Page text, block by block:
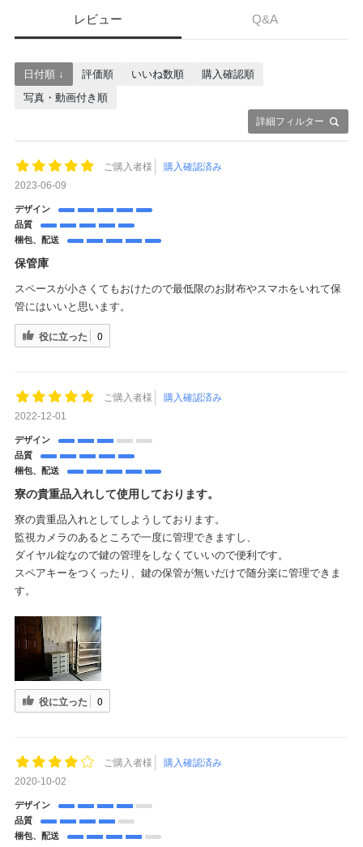
レビュー Q&A
詳細フィルター
日付順 ↓ 評価順 いいね数順
購入確認順
写真・動画付き順
ご購入者様
購入確認済み
2023-06-09
デザイン
品質
梱包、配送
保管庫
スペースが小さくてもおけたので最低限のお財布やスマホをいれて保
管にはいいと思います。
役に立った 0
ご購入者様
購入確認済み
2022-12-01
デザイン
品質
梱包、配送
寮の貴重品入れして使用しております。
寮の貴重品入れとしてしようしております。
監視カメラのあるところで一度に管理できますし、
ダイヤル錠なので鍵の管理をしなくていいので便利です。
スペアキーをつくったり、鍵の保管が無いだけで随分楽に管理できま
す。
役に立った 0
ご購入者様
購入確認済み
2020-10-02
デザイン
品質
梱包、配送